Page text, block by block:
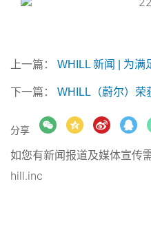
上一篇： WHILL 新闻 | 为满
下一篇： WHILL（蔚尔）荣
分享
如您有新闻报道及媒体宣传
hill.inc